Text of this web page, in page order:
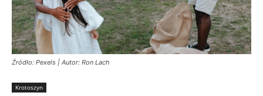
Źródło: Pexels | Autor: Ron Lach
Krotoszyn